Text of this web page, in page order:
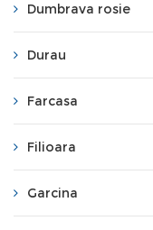
Dumbrava rosie
Durau
Farcasa
Filioara
Garcina